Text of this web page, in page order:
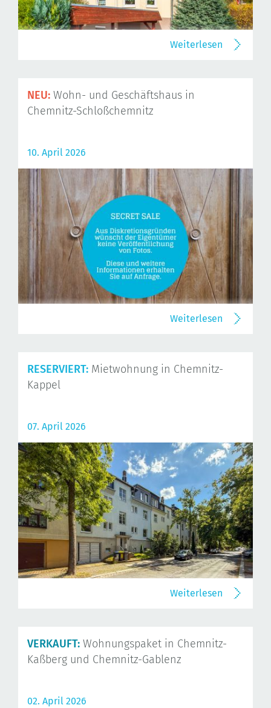
Weiterlesen
NEU: Wohn- und Geschäftshaus in
Chemnitz-Schloßchemnitz
10. April 2026
Weiterlesen
RESERVIERT: Mietwohnung in Chemnitz-
Kappel
07. April 2026
Weiterlesen
VERKAUFT: Wohnungspaket in Chemnitz-
Kaßberg und Chemnitz-Gablenz
02. April 2026